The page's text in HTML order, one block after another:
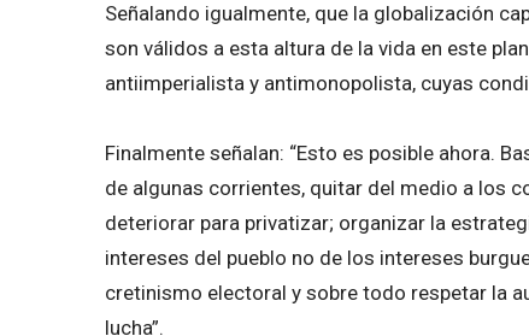
Señalando igualmente, que la globalización
son válidos a esta altura de la vida en este
antiimperialista y antimonopolista, cuyas
Finalmente señalan: “Esto es posible ahora.
de algunas corrientes, quitar del medio a los
deteriorar para privatizar; organizar la
intereses del pueblo no de los intereses
cretinismo electoral y sobre todo respetar la
lucha”.